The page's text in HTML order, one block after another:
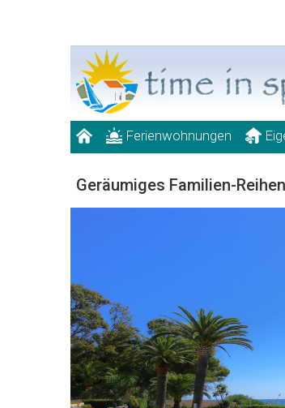
Ferienwohnungen
Geräumiges Familien-